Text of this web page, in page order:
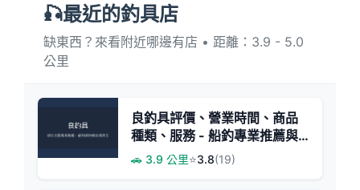
🎣最近的釣具店
缺東西？來看附近哪邊有店 • 距離：3.9 - 5.0
公里
良釣具評價、營業時間、商品
種類、服務 - 船釣專業推薦與
親切諮詢
🚗 3.9 公里⭐3.8(19)